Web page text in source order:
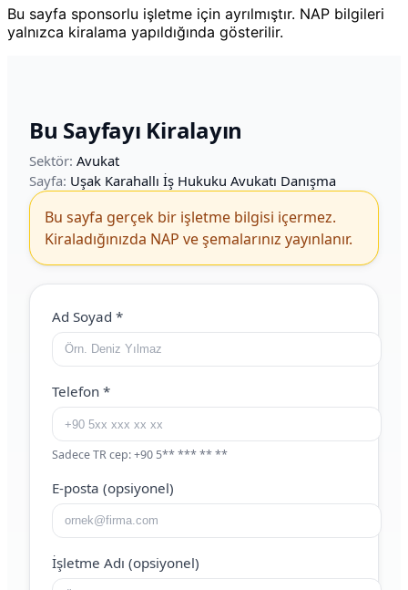
Bu sayfa sponsorlu işletme için ayrılmıştır. NAP bilgileri
yalnızca kiralama yapıldığında gösterilir.
Bu Sayfayı Kiralayın
Sektör: Avukat
Sayfa: Uşak Karahallı İş Hukuku Avukatı Danışma
Bu sayfa gerçek bir işletme bilgisi içermez.
Kiraladığınızda NAP ve şemalarınız yayınlanır.
Web Site (boş bırakın)
Ad Soyad *
Telefon *
Sadece TR cep: +90 5** *** ** **
E-posta (opsiyonel)
İşletme Adı (opsiyonel)